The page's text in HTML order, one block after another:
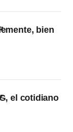
bien
el cotidiano